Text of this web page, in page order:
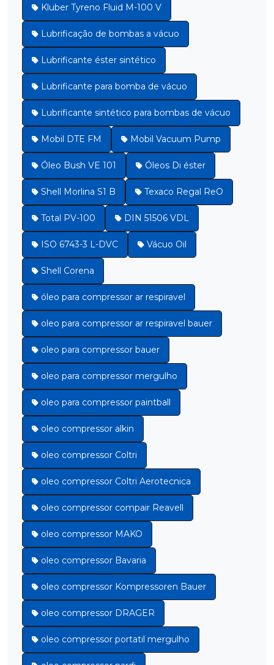
Kluber Tyreno Fluid M-100 V
Lubrificação de bombas a vácuo
Lubrificante éster sintético
Lubrificante para bomba de vácuo
Lubrificante sintético para bombas de vácuo
Mobil DTE FM Mobil Vacuum Pump
Óleo Bush VE 101 Óleos Di éster
Shell Morlina S1 B Texaco Regal ReO
Total PV-100 DIN 51506 VDL
ISO 6743-3 L-DVC Vácuo Oil
Shell Corena
óleo para compressor ar respiravel
oleo para compressor ar respiravel bauer
oleo para compressor bauer
oleo para compressor mergulho
oleo para compressor paintball
oleo compressor alkin
oleo compressor Coltri
oleo compressor Coltri Aerotecnica
oleo compressor compair Reavell
oleo compressor MAKO
oleo compressor Bavaria
oleo compressor Kompressoren Bauer
oleo compressor DRAGER
oleo compressor portatil mergulho